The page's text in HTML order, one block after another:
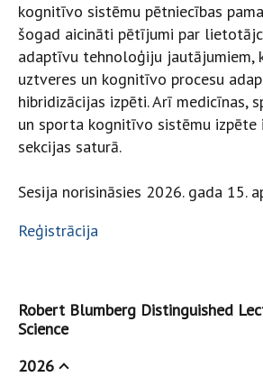
kognitīvo sistēmu pētniecības
šogad aicināti pētījumi par
adaptīvu tehnoloģiju jautājumiem,
uztveres un kognitīvo procesu
hibridizācijas izpēti. Arī medicīnas,
un sporta kognitīvo sistēmu
sekcijas saturā.
Sesija norisināsies 2026. gada 15.
Reģistrācija
Robert Blumberg Distinguished
Science
2026